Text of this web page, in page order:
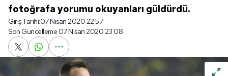
fotoğrafa yorumu okuyanları güldürdü.
Giriş Tarihi:07 Nisan 2020 22:57
Son Güncelleme:07 Nisan 2020 23:08